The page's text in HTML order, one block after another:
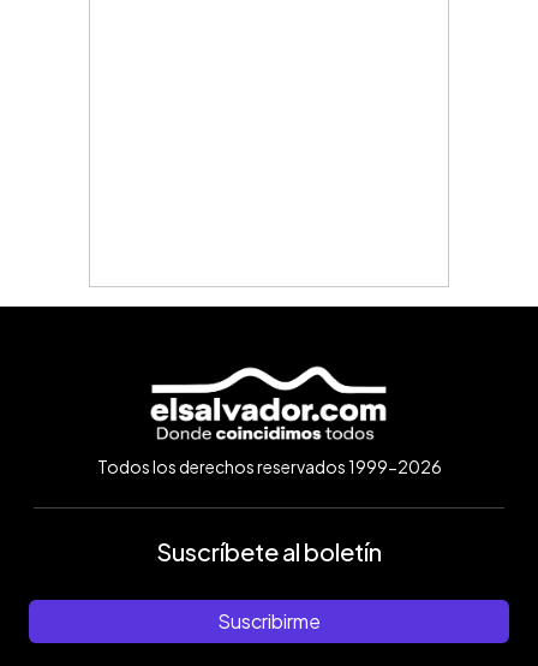
Todos los derechos reservados 1999-2026
Suscríbete al boletín
Suscribirme